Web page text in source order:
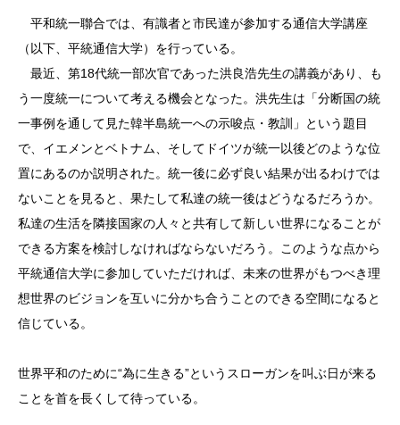
平和統一聯合では、有識者と市民達が参加する通信大学講座
（以下、平統通信大学）を行っている。
最近、第18代統一部次官であった洪良浩先生の講義があり、も
う一度統一について考える機会となった。洪先生は「分断国の統
一事例を通して見た韓半島統一への示唆点・教訓」という題目
で、イエメンとベトナム、そしてドイツが統一以後どのような位
置にあるのか説明された。統一後に必ず良い結果が出るわけでは
ないことを見ると、果たして私達の統一後はどうなるだろうか。
私達の生活を隣接国家の人々と共有して新しい世界になることが
できる方案を検討しなければならないだろう。このような点から
平統通信大学に参加していただければ、未来の世界がもつべき理
想世界のビジョンを互いに分かち合うことのできる空間になると
信じている。
世界平和のために“為に生きる”というスローガンを叫ぶ日が来る
ことを首を長くして待っている。